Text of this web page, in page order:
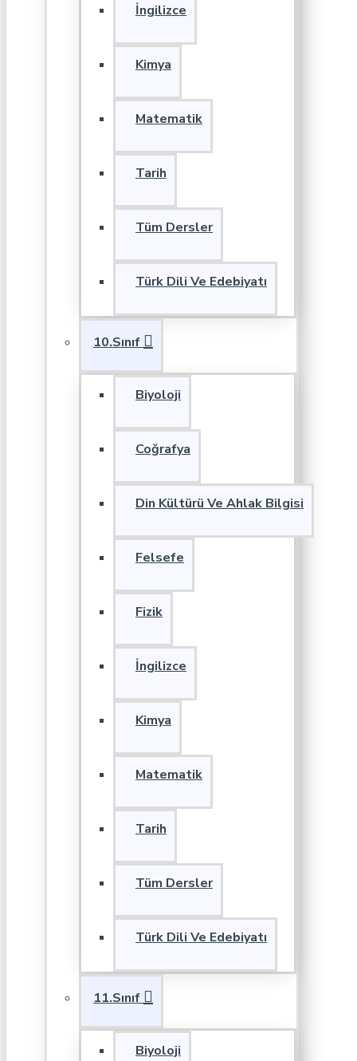
İngilizce
Kimya
Matematik
Tarih
Tüm Dersler
Türk Dili Ve Edebiyatı
10.Sınıf
Biyoloji
Coğrafya
Din Kültürü Ve Ahlak Bilgisi
Felsefe
Fizik
İngilizce
Kimya
Matematik
Tarih
Tüm Dersler
Türk Dili Ve Edebiyatı
11.Sınıf
Biyoloji